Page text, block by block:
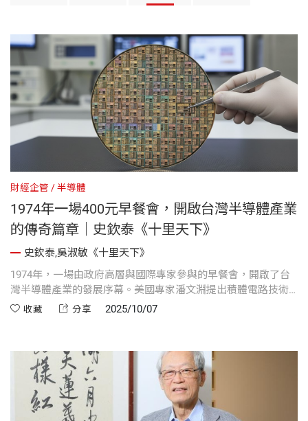
財經企管 半導體
1974年一場400元早餐會，開啟台灣半導體產業
的傳奇篇章｜史欽泰《十里天下》
史欽泰,吳淑敏《十里天下》
1974年，一場由政府高層與國際專家參與的早餐會，開啟了台
灣半導體產業的發展序幕。美國專家潘文淵提出積體電路技術
引進策略，獲得政府支持，並成立TAC顧問團協助規劃與人才培
業奇蹟，最終成就全球矚目的科技成果。
收藏 分享 2025/10/07